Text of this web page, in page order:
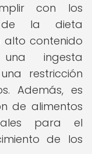
con los
de la dieta
alto contenido
ingesta
restricción
Además, es
de alimentos
para el
de los